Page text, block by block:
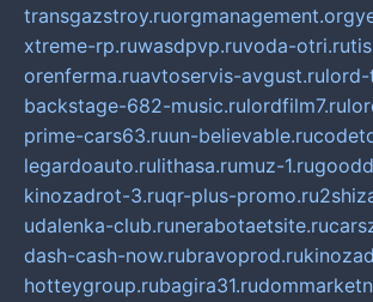
transgazstroy.ruorgmanagement.org
xtreme-rp.ruwasdpvp.ruvoda-otri.ru
orenferma.ruavtoservis-avgust.rulord-
backstage-682-music.rulordfilm7.ru
prime-cars63.ruun-believable.ru
legardoauto.rulithasa.rumuz-1.ru
kinozadrot-3.ruqr-plus-promo.ru
udalenka-club.runerabotaetsite.ru
dash-cash-now.rubravoprod.ru
hotteygroup.rubagira31.ru